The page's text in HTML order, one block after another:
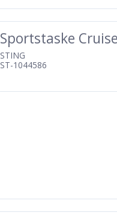
Sportstaske
STING
ST-1044586